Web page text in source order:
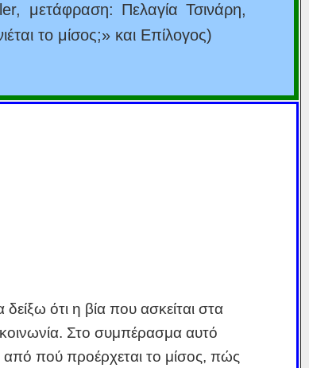
μετάφραση: Πελαγία Τσινάρη,
το μίσος;» και Επίλογος)
ότι η βία που ασκείται στα
κοινωνία. Στο συμπέρασμα αυτό
πού προέρχεται το μίσος, πώς